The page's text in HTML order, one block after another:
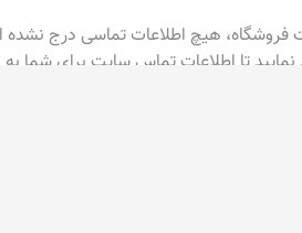
هیچ اطلاعات تماسی درج نشده
تا اطلاعات تماس سایت برای شما